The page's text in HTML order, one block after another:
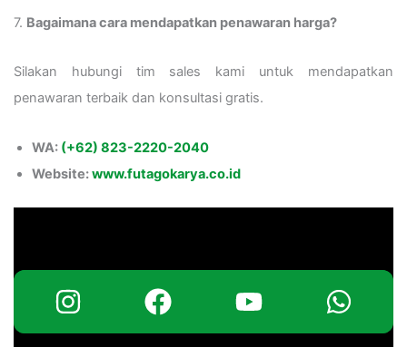
7. Bagaimana cara mendapatkan penawaran harga?
Silakan hubungi tim sales kami untuk mendapatkan
penawaran terbaik dan konsultasi gratis.
WA: (+62) 823-2220-2040
Website:www.futagokarya.co.id